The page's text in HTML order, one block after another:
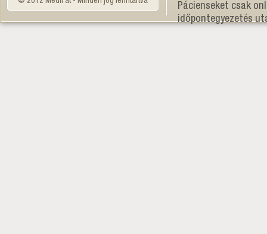
Pácienseket csak
időpontegyezetés